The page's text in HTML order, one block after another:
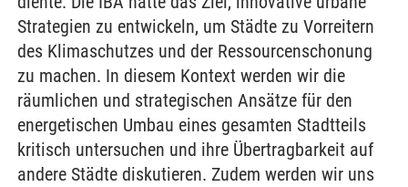
Strategien zu entwickeln, um Städte zu Vorreitern
des Klimaschutzes und der Ressourcenschonung
zu machen. In diesem Kontext werden wir die
räumlichen und strategischen Ansätze für den
energetischen Umbau eines gesamten Stadtteils
kritisch untersuchen und ihre Übertragbarkeit auf
andere Städte diskutieren. Zudem werden wir uns